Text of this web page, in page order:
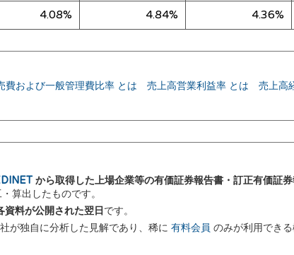
4.08% 4.84% 4.36%
費および一般管理費比率 とは 売上高営業利益率 とは 売上高
から取得した上場企業等の有価証券報告書・訂正有価証
算出したものです。
料が公開された翌日 です。
が独自に分析した見解であり、稀に 有料会員 のみが利用でき